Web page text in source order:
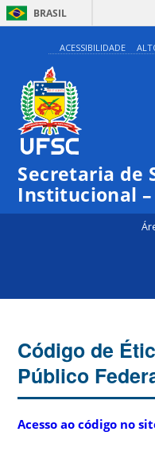
BRASIL
ACESSIBILIDADE
Secretaria de
Institucional –
Código de
Público
Acesso ao código no